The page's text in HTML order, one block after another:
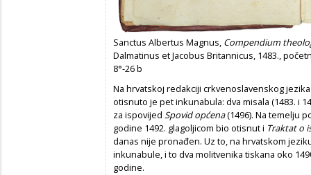
Sanctus Albertus Magnus, Compendium
Dalmatinus et Jacobus Britannicus, 1483.,
8°-26 b
Na hrvatskoj redakciji crkvenoslavenskog
otisnuto je pet inkunabula: dva misala (1483. i
za ispovijed Spovid općena(1496). Na temelju
godine 1492. glagoljicom bio otisnut i Traktat o
danas nije pronađen. Uz to, na hrvatskom
inkunabule, i to dva molitvenika tiskana oko
godine.